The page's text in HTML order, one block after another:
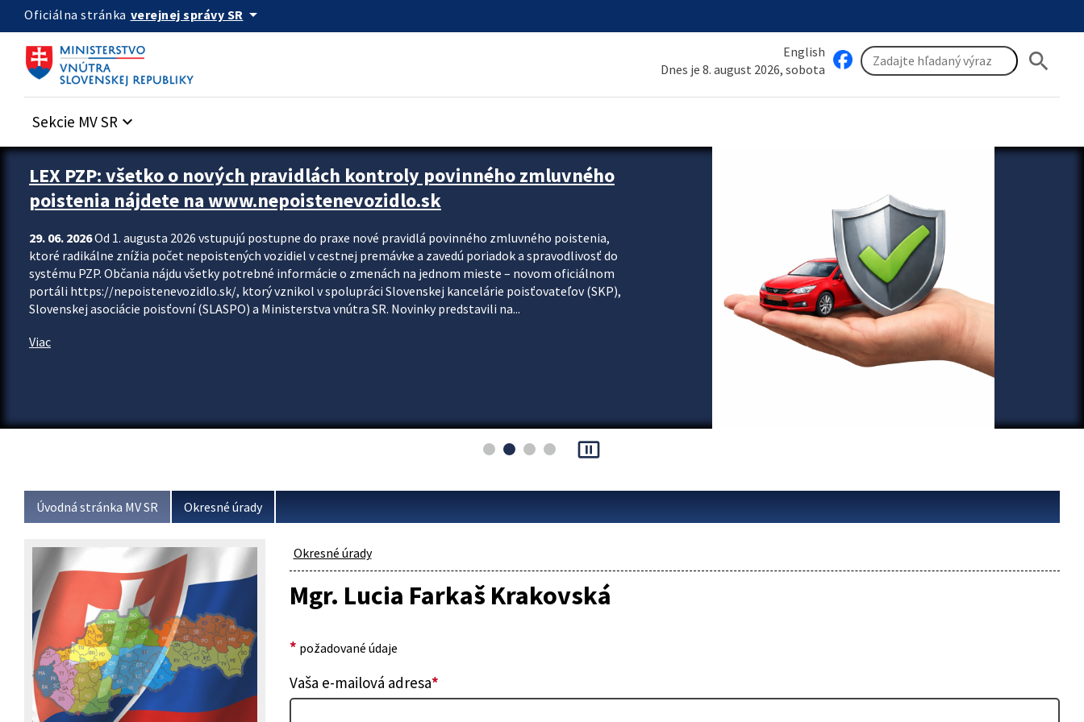
Preskocit na hlavný obsah
Oficiálna stránka verejnej správy SR arrow_drop_down
English
Dnes je 8. august 2026, sobota
search
Sekcie MV SR keyboard_arrow_down
Zastavit automatický posun upútavok
LEX PZP: všetko o nových pravidlách kontroly povinného zmluvného
poistenia nájdete na www.nepoistenevozidlo.sk
29. 06. 2026Od 1. augusta 2026 vstupujú postupne do praxe nové pravidlá povinného zmluvného poistenia,
ktoré radikálne znížia počet nepoistených vozidiel v cestnej premávke a zavedú poriadok a spravodlivosť do
systému PZP. Občania nájdu všetky potrebné informácie o zmenách na jednom mieste – novom oficiálnom
portáli https://nepoistenevozidlo.sk/, ktorý vznikol v spolupráci Slovenskej kancelárie poisťovateľov (SKP),
Slovenskej asociácie poisťovní (SLASPO) a Ministerstva vnútra SR. Novinky predstavili na...
Viac
pause_presentation
Úvodná stránka MV SR Okresné úrady
Okresné úrady
Mgr. Lucia Farkaš Krakovská
* požadované údaje
Vaša e-mailová adresa*